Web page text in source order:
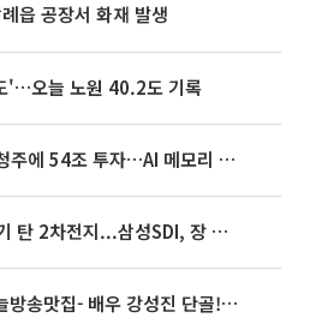
읍 공장서 화재 발생
'…오늘 노원 40.2도 기록
SK하이닉스, 용인·청주에 54조 투자…AI 메모리 생산기지 키운다
[특징주] 반도체 온기 탄 2차전지...삼성SDI, 장 초반 7% 넘게 껑충
'2TV 생생정보' 오늘방송맛집- 배우 강성진 단골! 쌀국수ㆍ푸팟퐁 커리 맛집 '블○○○'